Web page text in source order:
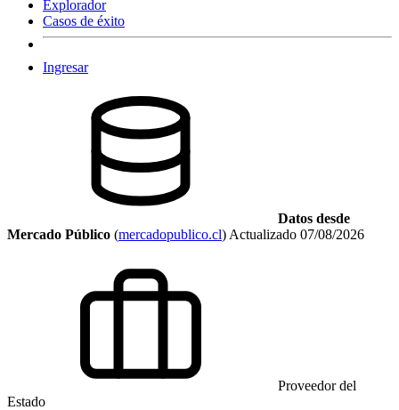
Explorador
Casos de éxito
Ingresar
Datos desde
Mercado Público (mercadopublico.cl) Actualizado 07/08/2026
Proveedor del
Estado